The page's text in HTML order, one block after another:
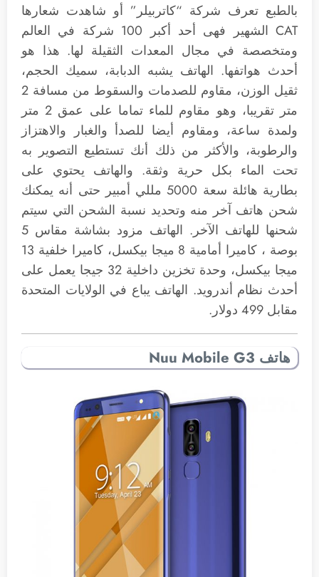
بالطبع تعرف شركة “كاتربيلر” أو شاهدت شعارها
CAT الشهير فهى أحد أكبر 100 شركة في العالم
ومتخصصة في مجال المعدات الثقيلة لها. هذا هو
أحدث هواتفها. الهاتف يشبه الدبابة، سميك الحجم،
ثقيل الوزن، مقاوم للصدمات والسقوط من مسافة 2
متر تقريبا، وهو مقاوم للماء تماما على عمق 2 متر
ولمدة ساعة، ومقاوم أيضا للصدأ والغبار والاهتزاز
والرطوبة، والأكثر من ذلك أنك تستطيع التصوير به
تحت الماء بكل حرية وثقة. والهاتف يحتوي على
بطارية هائلة سعة 5000 مللي أمبير حتى أنه يمكنك
شحن هاتف آخر منه وتحديد نسبة الشحن التي سيتم
شحنها للهاتف الآخر. الهاتف مزود بشاشة مقاس 5
بوصة ، كاميرا أمامية 8 ميجا بيكسل، كاميرا خلفية 13
ميجا بيكسل، وحدة تخزين داخلية 32 جيجا يعمل على
أحدث نظام أندرويد. الهاتف يباع في الولايات المتحدة
مقابل 499 دولار.
هاتف Nuu Mobile G3